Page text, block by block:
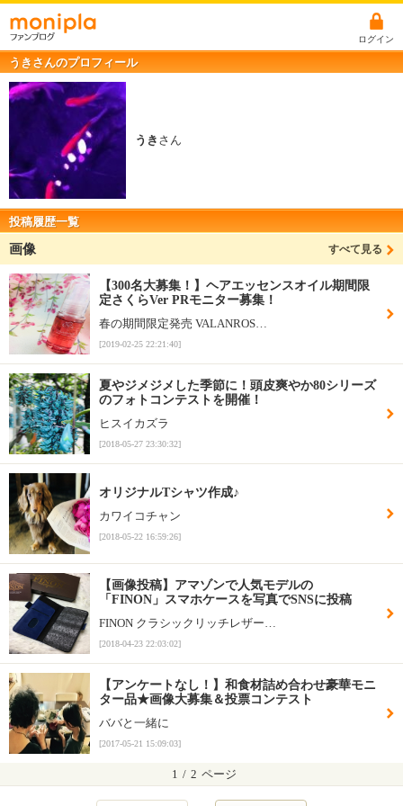
ログイン
うきさんのプロフィール
うき さん
投稿履歴一覧
画像 すべて見る
【300名大募集！】ヘアエッセンスオイル期間限
定さくらVer PRモニター募集！
春の期間限定発売 VALANROS…
[2019-02-25 22:21:40]
夏やジメジメした季節に！頭皮爽やか80シリーズ
のフォトコンテストを開催！
ヒスイカズラ
[2018-05-27 23:30:32]
オリジナルTシャツ作成♪
カワイコチャン
[2018-05-22 16:59:26]
【画像投稿】アマゾンで人気モデルの
「FINON」スマホケースを写真でSNSに投稿
FINON クラシックリッチレザー…
[2018-04-23 22:03:02]
【アンケートなし！】和食材詰め合わせ豪華モニ
ター品★画像大募集＆投票コンテスト
ババと一緒に
[2017-05-21 15:09:03]
1 / 2 ページ